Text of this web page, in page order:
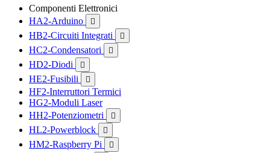
Componenti Elettronici
HA2-Arduino

HB2-Circuiti Integrati 
HC2-Condensatori 
HD2-Diodi 
HE2-Fusibili 
HF2-Interruttori Termici
HG2-Moduli Laser
HH2-Potenziometri

HL2-Powerblock 
HM2-Raspberry Pi 